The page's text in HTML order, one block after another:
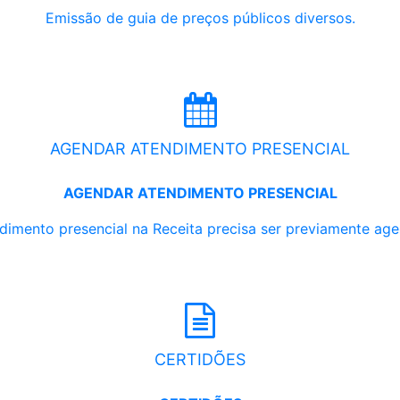
Emissão de guia de preços públicos diversos.
AGENDAR ATENDIMENTO PRESENCIAL
AGENDAR ATENDIMENTO PRESENCIAL
presencial na Receita precisa ser previamente
CERTIDÕES